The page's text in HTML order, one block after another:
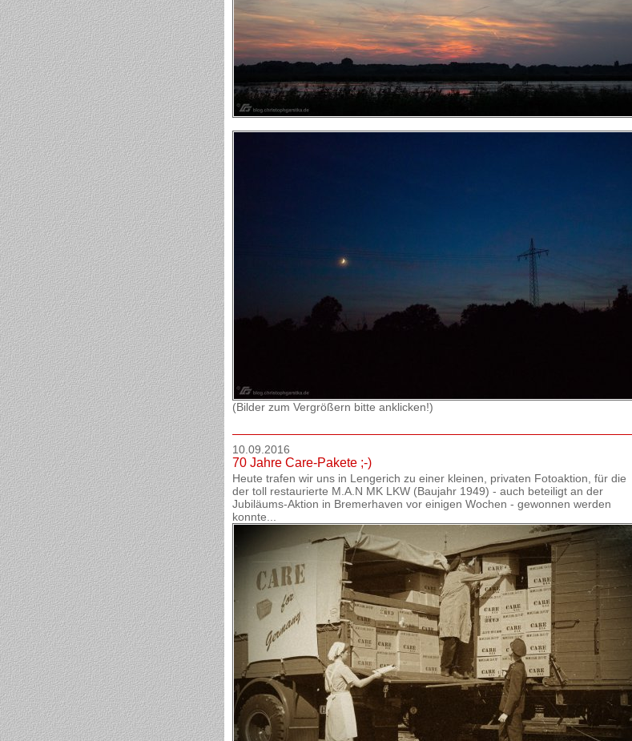
(Bilder zum Vergrößern bitte anklicken!)
10.09.2016
70 Jahre Care-Pakete ;-)
Heute trafen wir uns in Lengerich zu einer kleinen, privaten Fotoaktion, für die
der toll restaurierte M.A.N MK LKW (Baujahr 1949) - auch beteiligt an der
Jubiläums-Aktion in Bremerhaven vor einigen Wochen - gewonnen werden
konnte...